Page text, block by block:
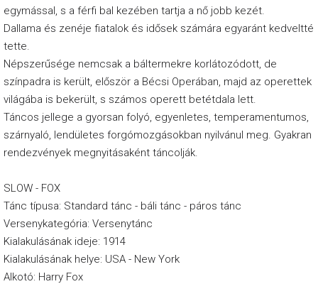
t
f
C
s
ü
t
r
t
ö
k
egymással, s a férfi bal kezében tartja a nő jobb kezét.
Dallama és zenéje fiatalok és idősek számára egyaránt kedveltté
tette.
Népszerűsége nemcsak a báltermekre korlátozódott, de
színpadra is került, először a Bécsi Operában, majd az operettek
világába is bekerült, s számos operett betétdala lett.
Táncos jellege a gyorsan folyó, egyenletes, temperamentumos,
szárnyaló, lendületes forgómozgásokban nyilvánul meg. Gyakran
rendezvények megnyitásaként táncolják.
SLOW - FOX
Tánc típusa: Standard tánc - báli tánc - páros tánc
Versenykategória: Versenytánc
Kialakulásának ideje: 1914
Kialakulásának helye: USA - New York
Alkotó: Harry Fox